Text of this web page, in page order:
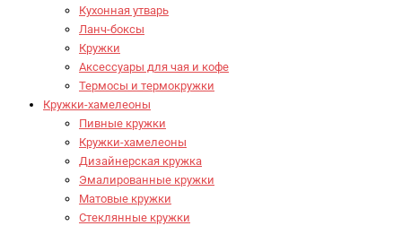
Кухонная утварь
Ланч-боксы
Кружки
Аксессуары для чая и кофе
Термосы и термокружки
Кружки-хамелеоны
Пивные кружки
Кружки-хамелеоны
Дизайнерская кружка
Эмалированные кружки
Матовые кружки
Стеклянные кружки